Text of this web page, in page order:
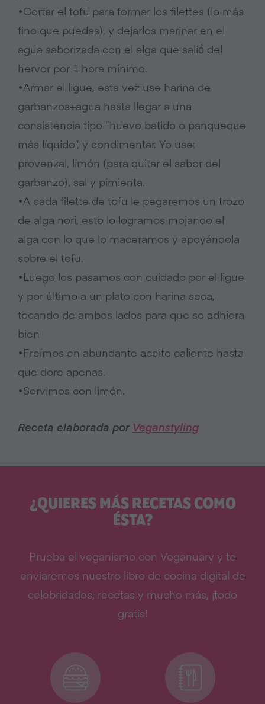
•Cortar el tofu para formar los filettes (lo más
fino que puedas), y dejarlos marinar en el
agua saborizada con el alga que salió ́ del
hervor por 1 hora mínimo.
•Armar el ligue, esta vez use harina de
garbanzos+agua hasta llegar a una
consistencia tipo “huevo batido o panqueque
más líquido”, y condimentar. Yo use:
provenzal, limón (para quitar el sabor del
garbanzo), sal y pimienta.
•A cada filette de tofu le pegaremos un trozo
de alga nori, esto lo logramos mojando el
alga con lo que lo maceramos y apoyándola
sobre el tofu.
•Luego los pasamos con cuidado por el ligue
y por último a un plato con harina seca,
tocando de ambos lados para que se adhiera
bien
•Freímos en abundante aceite caliente hasta
que dore apenas.
•Servimos con limón.
Receta elaborada por Veganstyling
¿QUIERES MÁS RECETAS COMO
ÉSTA?
Prueba el veganismo con Veganuary y te
enviaremos nuestro libro de cocina digital de
celebridades, recetas y mucho más, ¡todo
gratis!